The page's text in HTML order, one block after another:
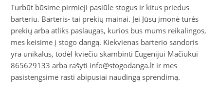
Turbūt būsime pirmieji pasiūle stogus ir kitus priedus
barteriu. Barteris- tai prekių mainai. Jei Jūsų įmonė turės
prekių arba atliks paslaugas, kurios bus mums reikalingos,
mes keisime į stogo dangą. Kiekvienas barterio sandoris
yra unikalus, todėl kviečiu skambinti Eugenijui Mačiukui
865629133 arba rašyti info@stogodanga.lt ir mes
pasistengsime rasti abipusiai naudingą sprendimą.